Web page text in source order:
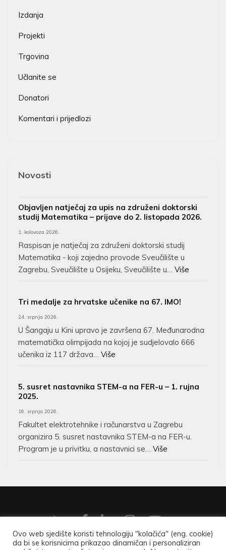
Izdanja
Projekti
Trgovina
Učlanite se
Donatori
Komentari i prijedlozi
Novosti
Objavljen natječaj za upis na združeni doktorski
studij Matematika – prijave do 2. listopada 2026.
1. kolovoza 2026.
Raspisan je natječaj za združeni doktorski studij
Matematika - koji zajedno provode Sveučilište u
Zagrebu, Sveučilište u Osijeku, Sveučilište u… Više
Tri medalje za hrvatske učenike na 67. IMO!
24. srpnja 2026.
U Šangaju u Kini upravo je završena 67. Međunarodna
matematička olimpijada na kojoj je sudjelovalo 666
učenika iz 117 država… Više
5. susret nastavnika STEM-a na FER-u – 1. rujna
2025.
16. srpnja 2026.
Fakultet elektrotehnike i računarstva u Zagrebu
organizira 5. susret nastavnika STEM-a na FER-u.
Program je u privitku, a nastavnici se… Više
Ovo web sjedište koristi tehnologiju "kolačića" (eng. cookie)
da bi se korisnicima prikazao dinamičan i personaliziran